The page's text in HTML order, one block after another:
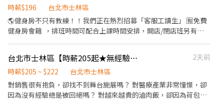
點3-5家鄰近門市) 4. 須配合蝦皮店到店工作內容調整 5. 偶爾須配合
鄰近有人店門市支援 【提供完整教育訓練及店面實習】 🌸工作時間
🌸(固定班別) 早班：07:00-12:00、07:30-12:30、08:00-13:00、
08:30-13:30 (可自選) 晚班：17:30-23:30、18:30-23:30 (額滿)夜
班：23:30-03:30 假日早班：07:00-12:00 / 假日晚班：17:30-23:30
(禮拜六、禮拜日及國定假日都要可上班) 🌸薪資待遇🌸 早班時薪
$214-239元 晚班時薪津貼+20元▸時薪$234-259元 🌸休假制度🌸 月
排休制 (一周至少排班4天，假日一定要可配合排班) 🌸上班地點🌸
淡水海都 - 智取店▸新北市淡水區新市三路二段 淡水新市 - 智取店▸
時薪$196
台北市士林區
🌎健身房不只有教練！！我們正在熱烈招募「客服工讀生」 🈶免費
健身房會籍 ，排班時間可配合上課時間安排，開店/閉店班另有額
充滿新鮮感！ 🔥招募首批員工 📣加入我們，讓我們一起為健身房的
會員提供最好的服務、也一起成長！👍🏻👍🏻👍🏻
台北市士林區【時薪205起★無經驗可★福利優】_門市兼職、實習
2天前
時薪$205 ~ $222
台北市士林區
對銷售很有抱負，卻找不到舞台施展嗎？ 對醫療產業非常憧憬，卻
因為沒有經驗總是被回絕嗎？ 對越來越貴的滷肉飯，卻因為荷包縮